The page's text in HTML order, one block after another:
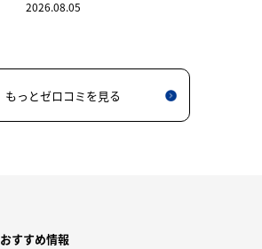
2026.08.05
もっとゼロコミを見る
おすすめ情報